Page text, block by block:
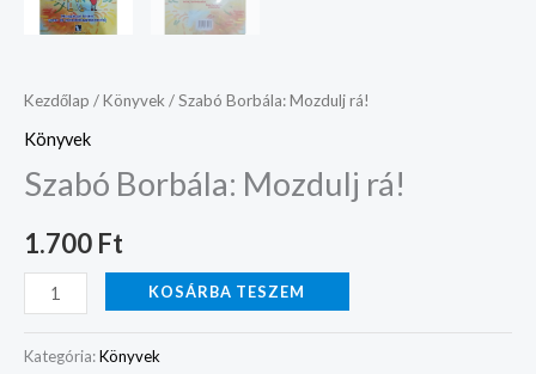
Kezdőlap /Könyvek/ Szabó Borbála: Mozdulj rá!
Könyvek
Szabó Borbála: Mozdulj rá!
1.700 Ft
KOSÁRBA TESZEM
Kategória:Könyvek